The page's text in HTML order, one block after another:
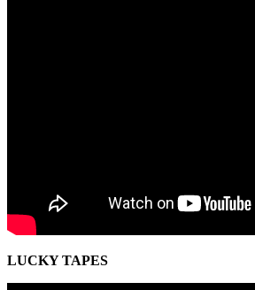
LUCKY TAPES